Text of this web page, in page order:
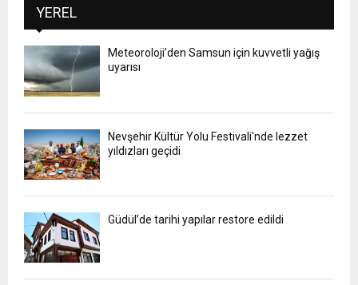
YEREL
Meteoroloji’den Samsun için kuvvetli yağış
uyarısı
Nevşehir Kültür Yolu Festivali'nde lezzet
yıldızları geçidi
Güdül’de tarihi yapılar restore edildi